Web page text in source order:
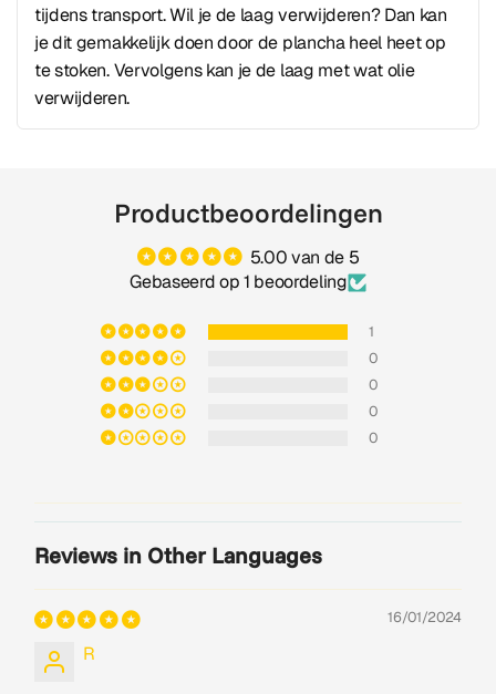
tijdens transport. Wil je de laag verwijderen? Dan kan
je dit gemakkelijk doen door de plancha heel heet op
te stoken. Vervolgens kan je de laag met wat olie
verwijderen.
Productbeoordelingen
5.00 van de 5
Gebaseerd op 1 beoordeling
1
0
0
0
0
Reviews in Other Languages
16/01/2024
R